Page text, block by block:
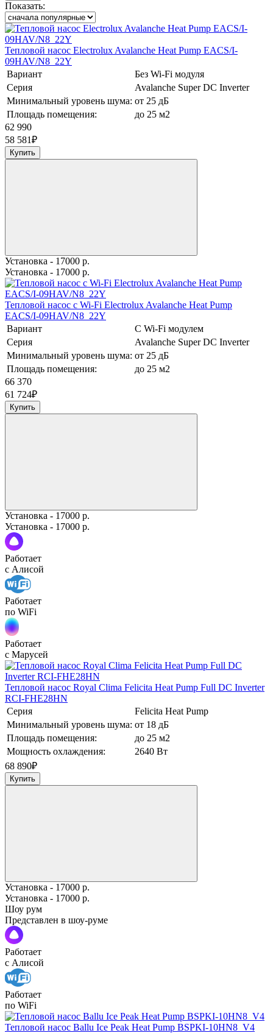
Показать:
Тепловой насос Electrolux Avalanche Heat Pump EACS/I-
09HAV/N8_22Y
Вариант
Без Wi-Fi модуля
Серия
Avalanche Super DC Inverter
Минимальный уровень шума: от 25 дБ
Площадь помещения:
до 25 м2
62 990
58 581₽
Купить
Установка - 17000 р.
Установка - 17000 р.
Тепловой насос c Wi-Fi Electrolux Avalanche Heat Pump
EACS/I-09HAV/N8_22Y
Вариант
С Wi-Fi модулем
Серия
Avalanche Super DC Inverter
Минимальный уровень шума: от 25 дБ
Площадь помещения:
до 25 м2
66 370
61 724₽
Купить
Установка - 17000 р.
Установка - 17000 р.
Работает
с Алисой
Работает
по WiFi
Работает
с Марусей
Тепловой насос Royal Clima Felicita Heat Pump Full DC Inverter
RCI-FHE28HN
Серия
Felicita Heat Pump
Минимальный уровень шума: от 18 дБ
Площадь помещения:
до 25 м2
Мощность охлаждения:
2640 Вт
68 890₽
Купить
Установка - 17000 р.
Установка - 17000 р.
Шоу рум
Представлен в шоу-руме
Работает
с Алисой
Работает
по WiFi
Тепловой насос Ballu Ice Peak Heat Pump BSPKI-10HN8_V4